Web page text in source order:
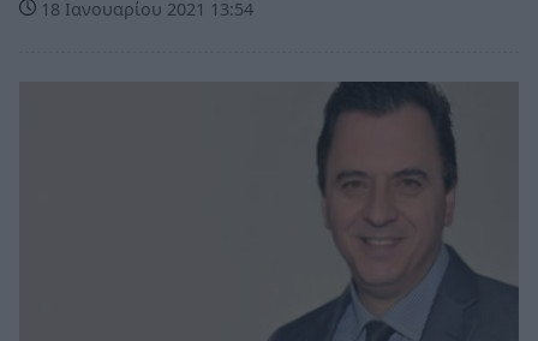
18 Ιανουαρίου 2021 13:54